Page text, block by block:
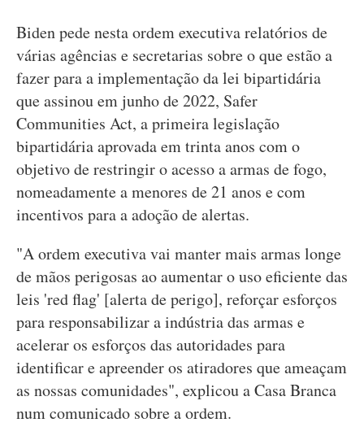
Biden pede nesta ordem executiva relatórios de
várias agências e secretarias sobre o que estão a
fazer para a implementação da lei bipartidária
que assinou em junho de 2022, Safer
Communities Act, a primeira legislação
bipartidária aprovada em trinta anos com o
objetivo de restringir o acesso a armas de fogo,
nomeadamente a menores de 21 anos e com
incentivos para a adoção de alertas.
"A ordem executiva vai manter mais armas longe
de mãos perigosas ao aumentar o uso eficiente das
leis 'red flag' [alerta de perigo], reforçar esforços
para responsabilizar a indústria das armas e
acelerar os esforços das autoridades para
identificar e apreender os atiradores que ameaçam
as nossas comunidades", explicou a Casa Branca
num comunicado sobre a ordem.